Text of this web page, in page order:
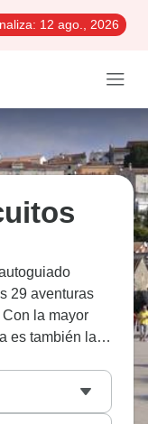
12 ago., 2026
29 aventuras
la mayor
es también la